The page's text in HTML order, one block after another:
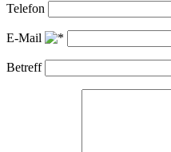
Telefon
E-Mail
Betreff